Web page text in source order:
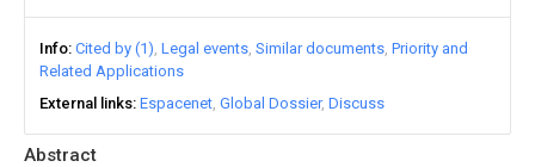
Abstract
Info Cited by (1) Legal events Similar documents Priority and
Related Applications
External links Espacenet Global Dossier Discuss